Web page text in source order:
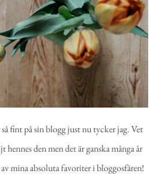
fint på sin blogg just nu tycker jag. Vet
den men det är ganska många år
mina absoluta favoriter i bloggosfären!